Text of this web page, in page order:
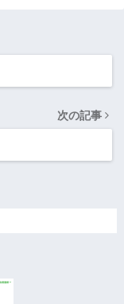
次の記事